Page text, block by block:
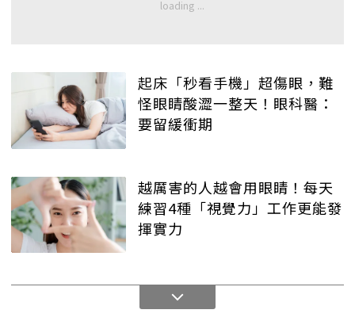
起床「秒看手機」超傷眼，難
怪眼睛酸澀一整天！眼科醫：
要留緩衝期
越厲害的人越會用眼睛！每天
練習4種「視覺力」工作更能發
揮實力